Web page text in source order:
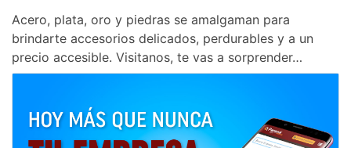
Acero, plata, oro y piedras se amalgaman para
brindarte accesorios delicados, perdurables y a un
precio accesible. Visitanos, te vas a sorprender…